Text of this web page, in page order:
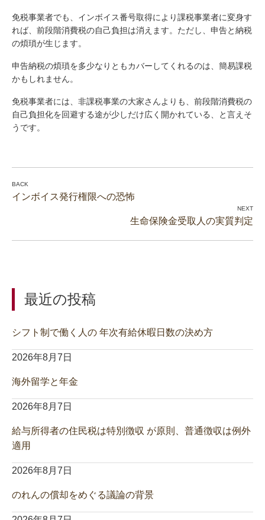
免税事業者でも、インボイス番号取得により課税事業者に変身す
れば、前段階消費税の自己負担は消えます。ただし、申告と納税
の煩瑣が生じます。
申告納税の煩瑣を多少なりともカバーしてくれるのは、簡易課税
かもしれません。
免税事業者には、非課税事業の大家さんよりも、前段階消費税の
自己負担化を回避する途が少しだけ広く開かれている、と言えそ
うです。
インボイス発行権限への恐怖
生命保険金受取人の実質判定
最近の投稿
シフト制で働く人の 年次有給休暇日数の決め方
2026年8月7日
海外留学と年金
2026年8月7日
給与所得者の住民税は特別徴収 が原則、普通徴収は例外
適用
2026年8月7日
のれんの償却をめぐる議論の背景